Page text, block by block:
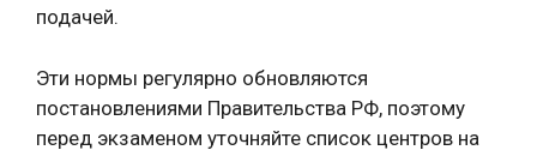
подачей.
Эти нормы регулярно обновляются
постановлениями Правительства РФ, поэтому
перед экзаменом уточняйте список центров на